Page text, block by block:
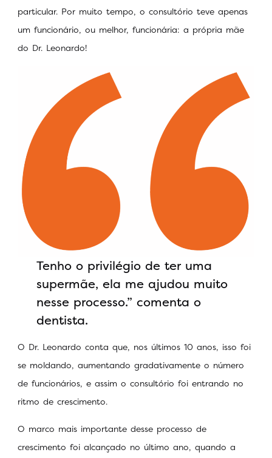
particular. Por muito tempo, o consultório teve apenas
um funcionário, ou melhor, funcionária: a própria mãe
do Dr. Leonardo!
Tenho o privilégio de ter uma
supermãe, ela me ajudou muito
nesse processo.” comenta o
dentista.
O Dr. Leonardo conta que, nos últimos 10 anos, isso foi
se moldando, aumentando gradativamente o número
de funcionários, e assim o consultório foi entrando no
ritmo de crescimento.
O marco mais importante desse processo de
crescimento foi alcançado no último ano, quando a